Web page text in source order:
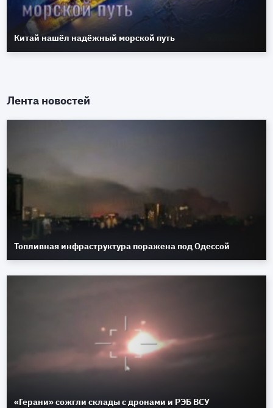
Китай нашёл надёжный морской путь
Лента новостей
Топливная инфраструктура поражена под Одессой
«Герани» сожгли склады с дронами и РЭБ ВСУ